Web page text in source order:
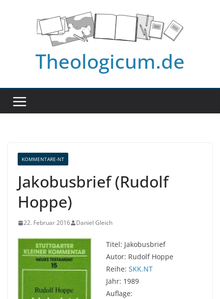
Theologicum.de
KOMMENTARE-NT
Jakobusbrief (Rudolf
Hoppe)
22. Februar 2016 Daniel Gleich
Titel: Jakobusbrief
Autor: Rudolf Hoppe
Reihe: SKK.NT
Jahr: 1989
Auflage: